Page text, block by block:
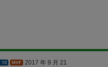
2017 年 9 月 21